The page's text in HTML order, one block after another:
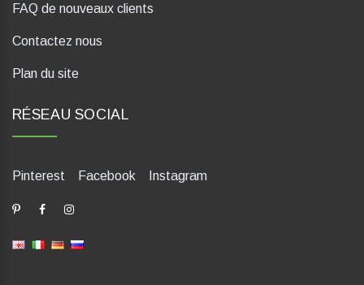
FAQ de nouveaux clients
Contactez nous
Plan du site
RÉSEAU SOCIAL
Pinterest Facebook Instagram